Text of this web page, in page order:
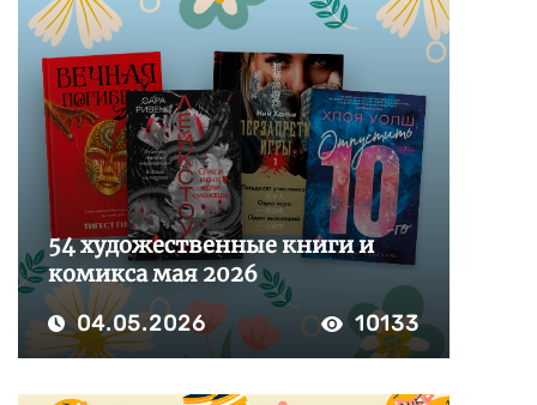
54 художественные книги и
комикса мая 2026
04.05.2026 10133